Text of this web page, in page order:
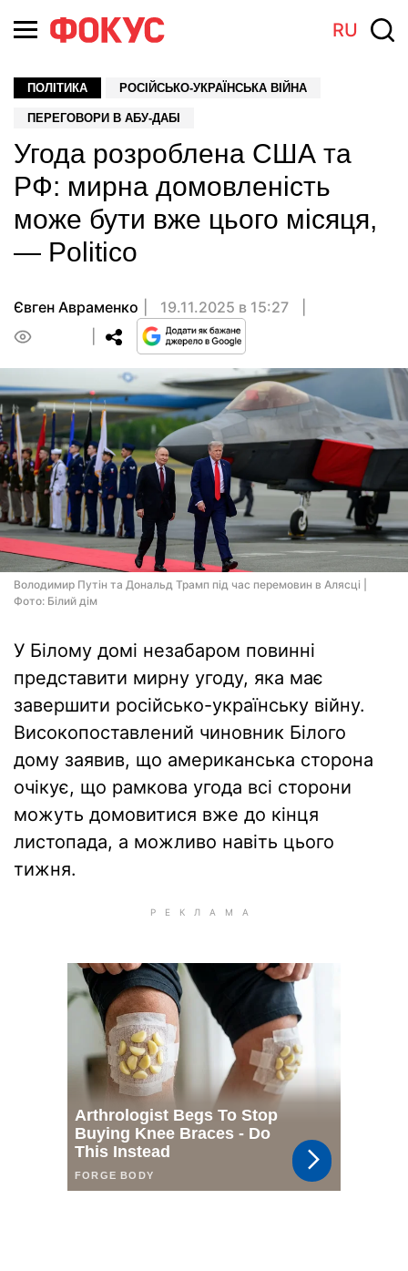
RU
ПОЛІТИКА РОСІЙСЬКО-УКРАЇНСЬКА ВІЙНА
ПЕРЕГОВОРИ В АБУ-ДАБІ
Угода розроблена США та
РФ: мирна домовленість
може бути вже цього місяця,
— Politico
Євген Авраменко
19.11.2025 в 15:27
Володимир Путін та Дональд Трамп під час перемовин в Алясці |
Фото: Білий дім
У Білому домі незабаром повинні
представити мирну угоду, яка має
завершити російсько-українську війну.
Високопоставлений чиновник Білого
дому заявив, що американська сторона
очікує, що рамкова угода всі сторони
можуть домовитися вже до кінця
листопада, а можливо навіть цього
тижня.